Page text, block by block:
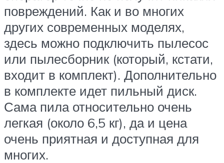
повреждений. Как и во многих
других современных моделях,
здесь можно подключить пылесос
или пылесборник (который, кстати,
входит в комплект). Дополнительно
в комплекте идет пильный диск.
Сама пила относительно очень
легкая (около 6,5 кг), да и цена
очень приятная и доступная для
многих.